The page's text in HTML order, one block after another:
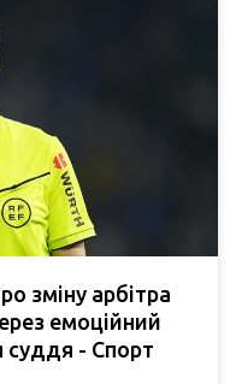
зміну арбітра
емоційний
суддя - Спорт